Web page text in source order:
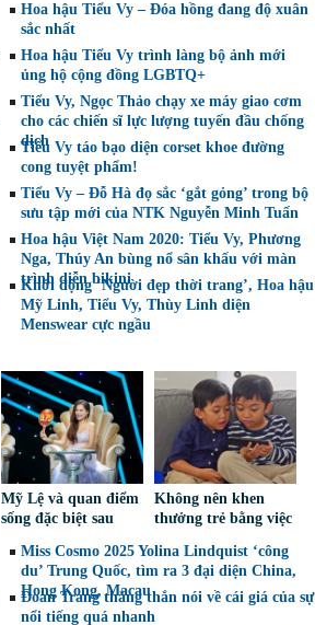
Hoa hậu Tiểu Vy – Đóa hồng đang độ xuân
sắc nhất
Hoa hậu Tiểu Vy trình làng bộ ảnh mới
ủng hộ cộng đồng LGBTQ+
Tiểu Vy, Ngọc Thảo chạy xe máy giao cơm
cho các chiến sĩ lực lượng tuyến đầu chống
dịch
Tiểu Vy táo bạo diện corset khoe đường
cong tuyệt phẩm!
Tiểu Vy – Đỗ Hà đọ sắc ‘gắt gỏng’ trong bộ
sưu tập mới của NTK Nguyễn Minh Tuấn
Hoa hậu Việt Nam 2020: Tiểu Vy, Phương
Nga, Thúy An bùng nổ sân khấu với màn
trình diễn bikini
Khởi động ‘Người đẹp thời trang’, Hoa hậu
Mỹ Linh, Tiểu Vy, Thùy Linh diện
Menswear cực ngầu
Mỹ Lệ và quan điểm
sống đặc biệt sau
Không nên khen
thưởng trẻ bằng việc
thoại
Miss Cosmo 2025 Yolina Lindquist ‘công
du’ Trung Quốc, tìm ra 3 đại diện China,
Hong Kong, Macau
Đoan Trang thẳng thắn nói về cái giá của sự
nổi tiếng quá nhanh